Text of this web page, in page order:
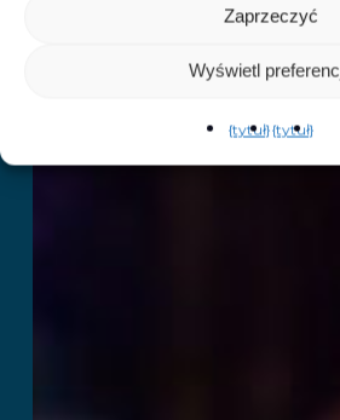
Zaprzeczyć
Wyświetl
{tytuł}{tytuł}